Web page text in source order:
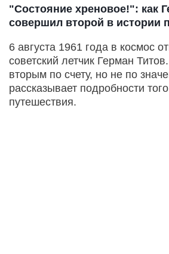
"Состояние хреновое!": как
совершил второй в истории
6 августа 1961 года в космос
советский летчик Герман
вторым по счету, но не по
рассказывает подробности
путешествия.